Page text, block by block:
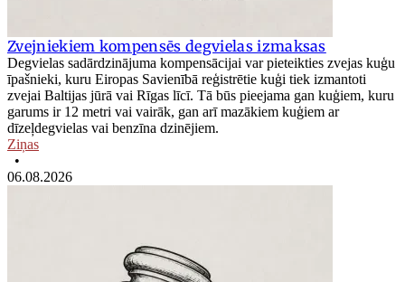
Zvejniekiem kompensēs degvielas izmaksas
Degvielas sadārdzinājuma kompensācijai var pieteikties zvejas kuģu
īpašnieki, kuru Eiropas Savienībā reģistrētie kuģi tiek izmantoti
zvejai Baltijas jūrā vai Rīgas līcī. Tā būs pieejama gan kuģiem, kuru
garums ir 12 metri vai vairāk, gan arī mazākiem kuģiem ar
dīzeļdegvielas vai benzīna dzinējiem.
Ziņas
•
06.08.2026